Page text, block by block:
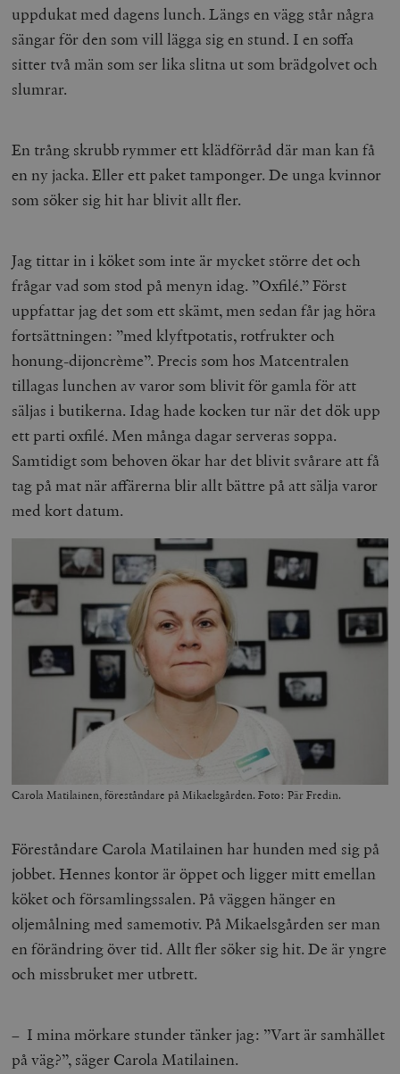
uppdukat med dagens lunch. Längs en vägg står några
sängar för den som vill lägga sig en stund. I en soffa
sitter två män som ser lika slitna ut som brädgolvet och
slumrar.
En trång skrubb rymmer ett klädförråd där man kan få
en ny jacka. Eller ett paket tamponger. De unga kvinnor
som söker sig hit har blivit allt fler.
Jag tittar in i köket som inte är mycket större det och
frågar vad som stod på menyn idag. ”Oxfilé.” Först
uppfattar jag det som ett skämt, men sedan får jag höra
fortsättningen: ”med klyftpotatis, rotfrukter och
honung-dijoncrème”. Precis som hos Matcentralen
tillagas lunchen av varor som blivit för gamla för att
säljas i butikerna. Idag hade kocken tur när det dök upp
ett parti oxfilé. Men många dagar serveras soppa.
Samtidigt som behoven ökar har det blivit svårare att få
tag på mat när affärerna blir allt bättre på att sälja varor
med kort datum.
Carola Matilainen, föreståndare på Mikaelsgården. Foto: Pär Fredin.
Föreståndare Carola Matilainen har hunden med sig på
jobbet. Hennes kontor är öppet och ligger mitt emellan
köket och församlingssalen. På väggen hänger en
oljemålning med samemotiv. På Mikaelsgården ser man
en förändring över tid. Allt fler söker sig hit. De är yngre
och missbruket mer utbrett.
– I mina mörkare stunder tänker jag: ”Vart är samhället
på väg?”, säger Carola Matilainen.